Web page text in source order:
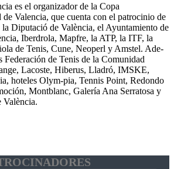
es el organizador de la Copa
Valencia, que cuenta con el patrocinio de
Diputació de València, el Ayuntamiento de
Iberdrola, Mapfre, la ATP, la ITF, la
de Tenis, Cune, Neoperl y Amstel. Ade-
Federación de Tenis de la Comunidad
Lacoste, Hiberus, Lladró, IMSKE,
hoteles Olym-pia, Tennis Point, Redondo
Montblanc, Galería Ana Serratosa y
València.